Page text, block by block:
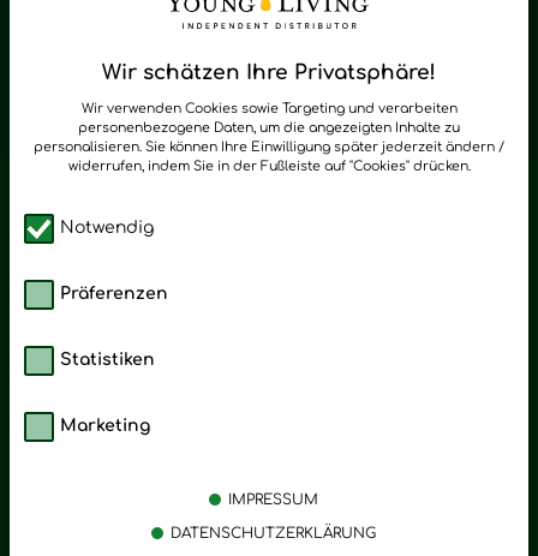
Wir schätzen Ihre Privatsphäre!
Wir verwenden Cookies sowie Targeting und verarbeiten
personenbezogene Daten, um die angezeigten Inhalte zu
personalisieren. Sie können Ihre Einwilligung später jederzeit ändern /
widerrufen, indem Sie in der Fußleiste auf "Cookies" drücken.
Notwendig
Präferenzen
Statistiken
Marketing
IMPRESSUM
DATENSCHUTZERKLÄRUNG
zum Newsletter anmelden
Stress
Entspannung